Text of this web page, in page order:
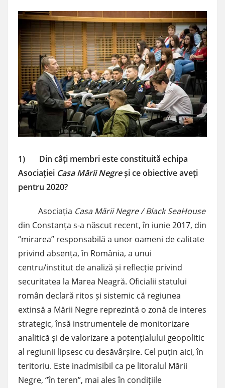
1) Din câți membri este constituită echipa
Asociației Casa Mării Negreși ce obiective aveți
pentru 2020?
Asociația Casa Mării Negre / Black SeaHouse
din Constanța s-a născut recent, în iunie 2017, din
“mirarea” responsabilă a unor oameni de calitate
privind absența, în România, a unui
centru/institut de analiză și reflecție privind
securitatea la Marea Neagră. Oficialii statului
român declară ritos și sistemic că regiunea
extinsă a Mării Negre reprezintă o zonă de interes
strategic, însă instrumentele de monitorizare
analitică și de valorizare a potențialului geopolitic
al regiunii lipsesc cu desăvârșire. Cel puțin aici, în
teritoriu. Este inadmisibil ca pe litoralul Mării
Negre, “în teren”, mai ales în condițiile